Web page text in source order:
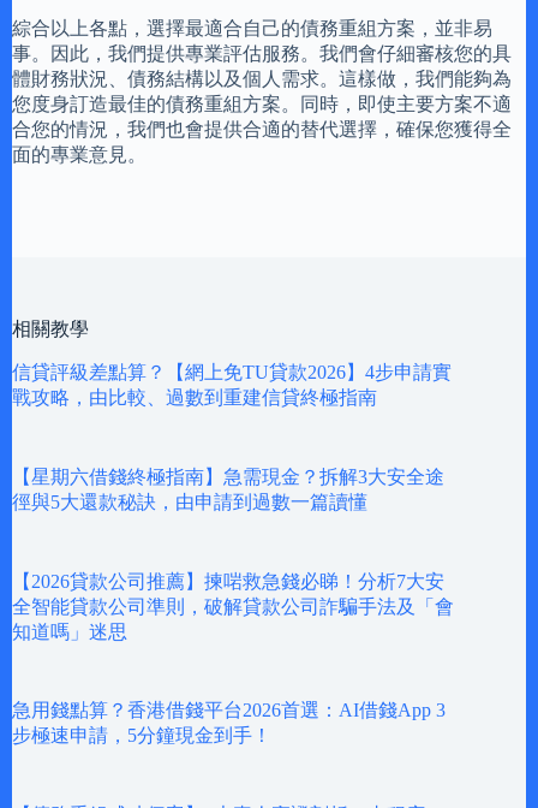
綜合以上各點，選擇最適合自己的債務重組方案，並非易
事。因此，我們提供專業評估服務。我們會仔細審核您的具
體財務狀況、債務結構以及個人需求。這樣做，我們能夠為
您度身訂造最佳的債務重組方案。同時，即使主要方案不適
合您的情況，我們也會提供合適的替代選擇，確保您獲得全
面的專業意見。
相關教學
信貸評級差點算？【網上免TU貸款2026】4步申請實
戰攻略，由比較、過數到重建信貸終極指南
【星期六借錢終極指南】急需現金？拆解3大安全途
徑與5大還款秘訣，由申請到過數一篇讀懂
【2026貸款公司推薦】揀啱救急錢必睇！分析7大安
全智能貸款公司準則，破解貸款公司詐騙手法及「會
知道嗎」迷思
急用錢點算？香港借錢平台2026首選：AI借錢App 3
步極速申請，5分鐘現金到手！